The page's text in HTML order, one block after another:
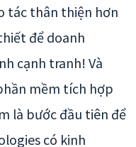
tác thân thiện hơn
để doanh
cạnh tranh! Và
mềm tích hợp
là bước đầu tiên để
có kinh